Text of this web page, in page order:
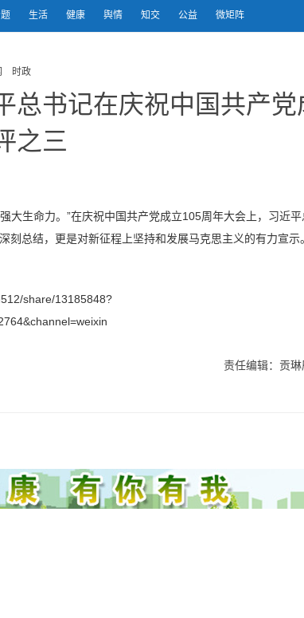
生活 健康 舆情 知交 公益 微矩阵
时政
总书记在庆祝中国共产
之三
大生命力。”在庆祝中国共产党成立105周年大会上，习近平
刻总结，更是对新征程上坚持和发展马克思主义的有力宣示。
share/13185848?
责任编辑：贡琳